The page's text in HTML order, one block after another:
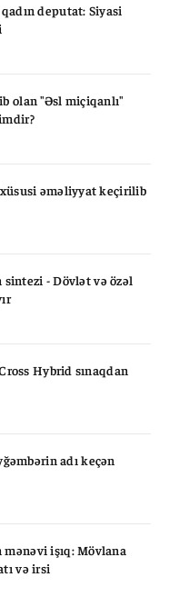
deputat: Siyasi
olan "Əsl miçiqanlı"
əməliyyat keçirilib
- Dövlət və özəl
Hybrid sınaqdan
adı keçən
işıq: Mövlana
və irsi